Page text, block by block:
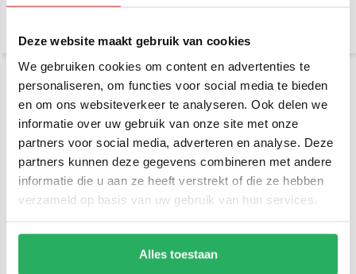
Deze website maakt gebruik van cookies
We gebruiken cookies om content en advertenties te
personaliseren, om functies voor social media te bieden
en om ons websiteverkeer te analyseren. Ook delen we
informatie over uw gebruik van onze site met onze
partners voor social media, adverteren en analyse. Deze
partners kunnen deze gegevens combineren met andere
informatie die u aan ze heeft verstrekt of die ze hebben
verzameld op basis van uw gebruik van hun services.
Alles toestaan
€ 49,55 Excl. btw
RAM Mount Twist Lock
RAM Mount Plakkogel +
€ 42,95